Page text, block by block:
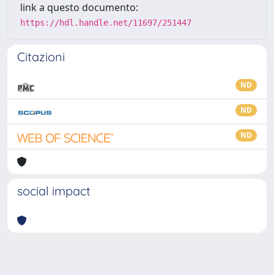
link a questo documento:
https://hdl.handle.net/11697/251447
Citazioni
ND
ND
ND
social impact